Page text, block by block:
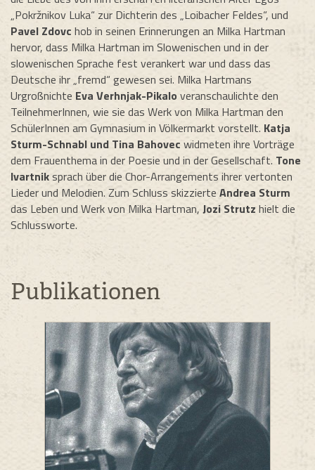
„Pokržnikov Luka“ zur Dichterin des „Loibacher Feldes“, und
Pavel Zdovc hob in seinen Erinnerungen an Milka Hartman
hervor, dass Milka Hartman im Slowenischen und in der
slowenischen Sprache fest verankert war und dass das
Deutsche ihr „fremd“ gewesen sei. Milka Hartmans
Urgroßnichte Eva Verhnjak-Pikalo veranschaulichte den
TeilnehmerInnen, wie sie das Werk von Milka Hartman den
SchülerInnen am Gymnasium in Völkermarkt vorstellt. Katja
Sturm-Schnabl und Tina Bahovec widmeten ihre Vorträge
dem Frauenthema in der Poesie und in der Gesellschaft. Tone
Ivartniksprach über die Chor-Arrangements ihrer vertonten
Lieder und Melodien. Zum Schluss skizzierte Andrea Sturm
das Leben und Werk von Milka Hartman, Jozi Strutz hielt die
Schlussworte.
Publikationen